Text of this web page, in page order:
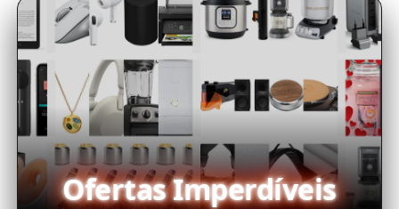
Ofertas Imperdíveis